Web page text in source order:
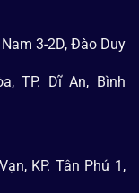
3-2D, Đào Duy
TP. Dĩ An, Bình
KP. Tân Phú 1,